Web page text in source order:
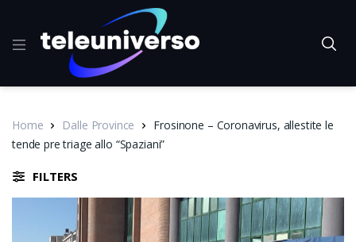
Home Dalle Province
Frosinone – Coronavirus, allestite le
tende pre triage allo “Spaziani”
FILTERS